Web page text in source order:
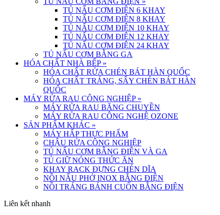
TỦ NẤU CƠM ĐIỆN 6 KHAY
TỦ NẤU CƠM ĐIỆN 8 KHAY
TỦ NẤU CƠM ĐIỆN 10 KHAY
TỦ NẤU CƠM ĐIỆN 12 KHAY
TỦ NẤU CƠM ĐIỆN 24 KHAY
TỦ NẤU CƠM BẰNG GA
HÓA CHẤT NHÀ BẾP »
HÓA CHẤT RỬA CHÉN BÁT HÀN QUỐC
HÓA CHẤT TRÁNG, SẤY CHÉN BÁT HÀN
QUỐC
MÁY RỬA RAU CÔNG NGHIỆP »
MÁY RỬA RAU BĂNG CHUYỀN
MÁY RỬA RAU CÔNG NGHỆ OZONE
SẢN PHẨM KHÁC »
MÁY HẤP THỰC PHẨM
CHẬU RỬA CÔNG NGHIỆP
TỦ NẤU CƠM BẰNG ĐIỆN VÀ GA
TỦ GIỮ NÓNG THỨC ĂN
KHAY RACK ĐỰNG CHÉN DĨA
NỒI NẤU PHỞ INOX BẰNG ĐIỆN
NỒI TRÁNG BÁNH CUỐN BẰNG ĐIỆN
Liên kết nhanh